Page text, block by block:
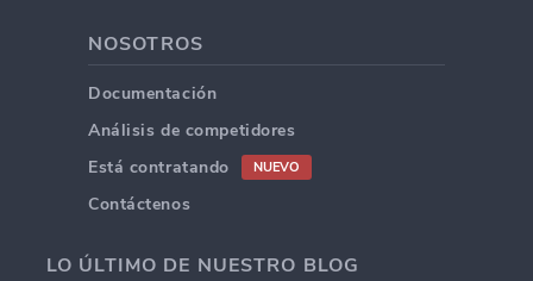
NOSOTROS
Documentación
Análisis de competidores
Está contratando
NUEVO
Contáctenos
LO ÚLTIMO DE NUESTRO BLOG